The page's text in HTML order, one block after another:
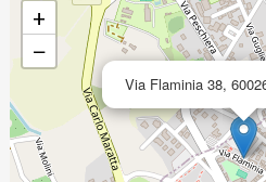
Via Flaminia 38,
+
−